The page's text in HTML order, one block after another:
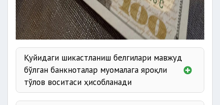
Қуйидаги шикастланиш белгилари мавжуд
бўлган банкноталар муомалага яроқли
тўлов воситаси ҳисобланади